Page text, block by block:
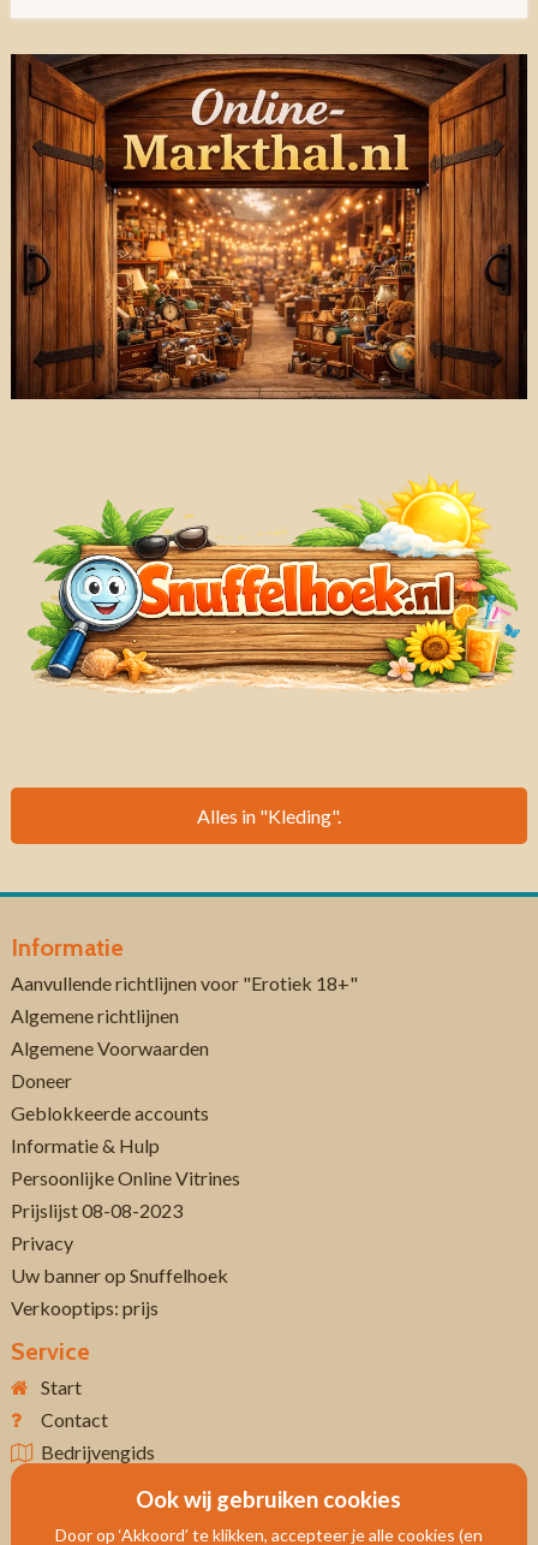
Alles in "Kleding".
Informatie
Aanvullende richtlijnen voor "Erotiek 18+"
Algemene richtlijnen
Algemene Voorwaarden
Doneer
Geblokkeerde accounts
Informatie & Hulp
Persoonlijke Online Vitrines
Prijslijst 08-08-2023
Privacy
Uw banner op Snuffelhoek
Verkooptips: prijs
Service
Start
Contact
Bedrijvengids
Ook wij gebruiken cookies
Door op ‘Akkoord’ te klikken, accepteer je alle cookies (en